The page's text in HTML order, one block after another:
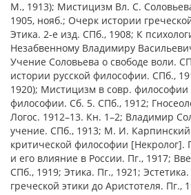
М., 1913); Мистицизм Вл. С.
1905, нояб.; Очерк истории
Этика. 2-е изд. СПб., 1908; К
Незабвенному Владимиру
Учение Соловьева о свободе воли.
истории русской философии. СПб.,
1920); Мистицизм в совр.
философии. Сб. 5. СПб., 1912;
Логос. 1912–13. Кн. 1–2; Владимир
учение. СПб., 1913; М. И.
критической философии [Некролог].
и его влияние в России. Пг., 1917;
СПб., 1919; Этика. Пг., 1921;
греческой этики до Аристотеля. Пг.,